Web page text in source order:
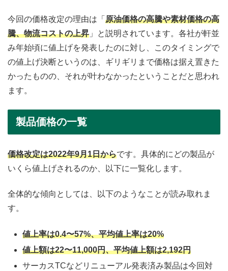
今回の価格改定の理由は「 原油価格の高騰や素材価格の高
騰、物流コストの上昇 」と説明されています。各社が軒並
み年始頃に値上げを発表したのに対し、このタイミングで
の値上げ決断というのは、ギリギリまで価格は据え置きた
かったものの、それが叶わなかったということだと思われ
ます。
製品価格の一覧
価格改定は2022年9月1日からです。具体的にどの製品が
いくら値上げされるのか、以下に一覧化します。
全体的な傾向としては、以下のようなことが読み取れま
す。
値上率は0.4〜57%、平均値上率は20%
値上額は22〜11,000円、平均値上額は2,192円
サーカスTCなどリニューアル発表済み製品は今回対